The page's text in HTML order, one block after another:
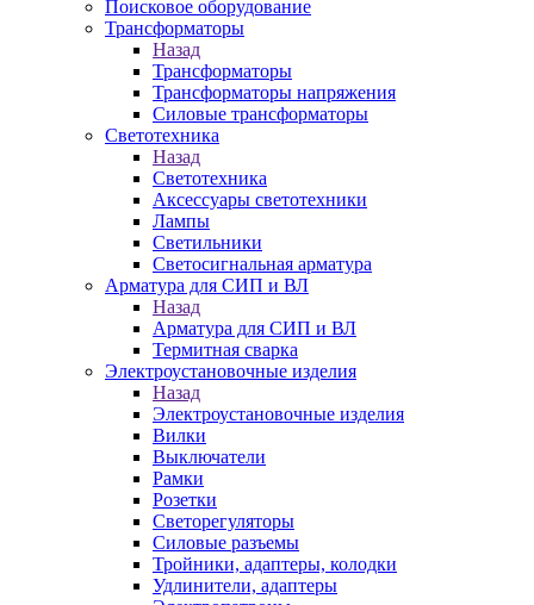
Поисковое оборудование
Трансформаторы
Назад
Трансформаторы
Трансформаторы напряжения
Силовые трансформаторы
Светотехника
Назад
Светотехника
Аксессуары светотехники
Лампы
Светильники
Светосигнальная арматура
Арматура для СИП и ВЛ
Назад
Арматура для СИП и ВЛ
Термитная сварка
Электроустановочные изделия
Назад
Электроустановочные изделия
Вилки
Выключатели
Рамки
Розетки
Светорегуляторы
Силовые разъемы
Тройники, адаптеры, колодки
Удлинители, адаптеры